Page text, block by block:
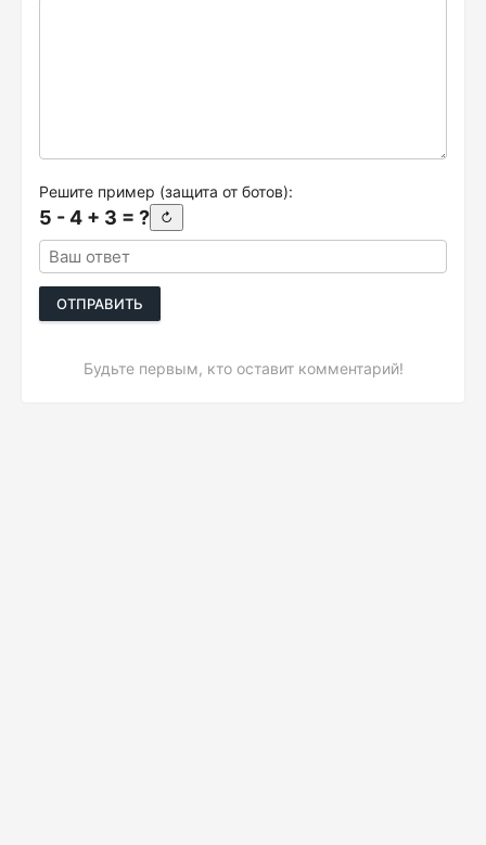
Решите пример (защита от ботов):
5 - 4 + 3 = ? ↻
ОТПРАВИТЬ
Будьте первым, кто оставит комментарий!